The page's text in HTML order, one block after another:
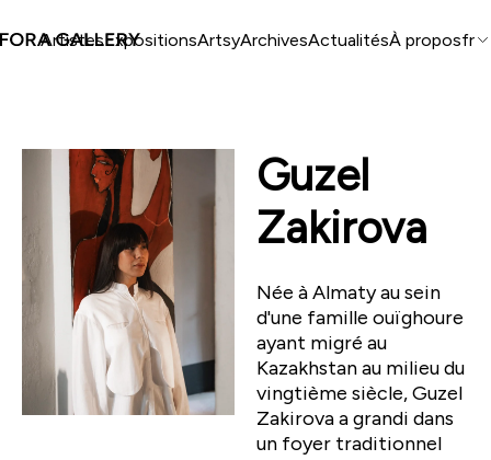
ArtistesExpositionsArtsyArchivesActualitésÀ proposfr
Guzel
Zakirova
Née à Almaty au sein
d'une famille ouïghoure
ayant migré au
Kazakhstan au milieu du
vingtième siècle, Guzel
Zakirova a grandi dans
un foyer traditionnel